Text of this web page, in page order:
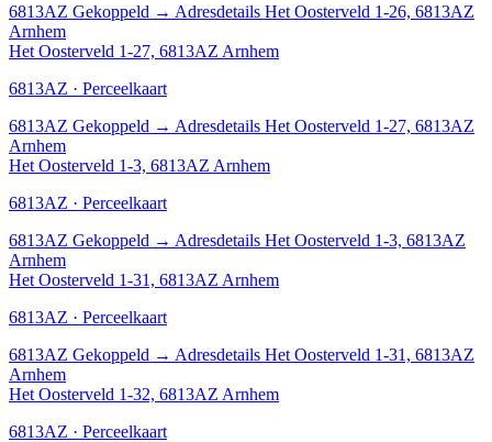
6813AZ Gekoppeld → Adresdetails Het Oosterveld 1-26, 6813AZ
Arnhem
Het Oosterveld 1-27, 6813AZ Arnhem
6813AZ · Perceelkaart
6813AZ Gekoppeld → Adresdetails Het Oosterveld 1-27, 6813AZ
Arnhem
Het Oosterveld 1-3, 6813AZ Arnhem
6813AZ · Perceelkaart
6813AZ Gekoppeld → Adresdetails Het Oosterveld 1-3, 6813AZ
Arnhem
Het Oosterveld 1-31, 6813AZ Arnhem
6813AZ · Perceelkaart
6813AZ Gekoppeld → Adresdetails Het Oosterveld 1-31, 6813AZ
Arnhem
Het Oosterveld 1-32, 6813AZ Arnhem
6813AZ · Perceelkaart